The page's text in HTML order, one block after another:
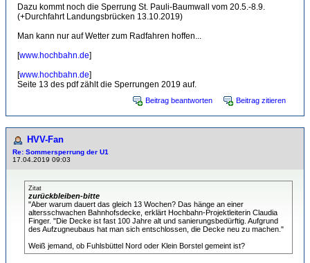
Dazu kommt noch die Sperrung St. Pauli-Baumwall vom 20.5.-8.9.
(+Durchfahrt Landungsbrücken 13.10.2019)
Man kann nur auf Wetter zum Radfahren hoffen...
[www.hochbahn.de]
[www.hochbahn.de]
Seite 13 des pdf zählt die Sperrungen 2019 auf.
Beitrag beantworten Beitrag zitieren
HVV-Fan
Re: Sommersperrung der U1
17.04.2019 09:03
Zitat
zurückbleiben-bitte
"Aber warum dauert das gleich 13 Wochen? Das hänge an einer
altersschwachen Bahnhofsdecke, erklärt Hochbahn-Projektleiterin Claudia
Finger. "Die Decke ist fast 100 Jahre alt und sanierungsbedürftig. Aufgrund
des Aufzugneubaus hat man sich entschlossen, die Decke neu zu machen."
Weiß jemand, ob Fuhlsbüttel Nord oder Klein Borstel gemeint ist?